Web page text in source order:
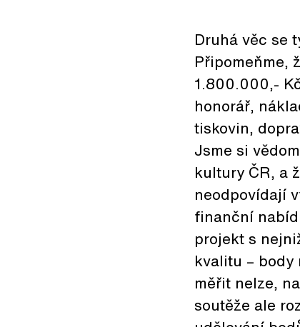
Druhá věc se
Připomeňme,
1.800.000,-
honorář,
tiskovin,
Jsme si
kultury ČR, a
neodpovídají
finanční
projekt s
kvalitu – body
měřit nelze,
soutěže ale